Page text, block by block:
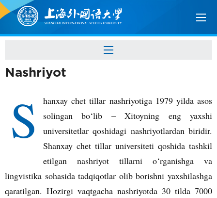
Nashriyot
S
hanxay chet tillar nashriyotiga 1979 yilda asos
solingan bo‘lib – Xitoyning eng yaxshi
universitetlar qoshidagi nashriyotlardan biridir.
Shanxay chet tillar universiteti qoshida tashkil
etilgan nashriyot tillarni o‘rganishga va
lingvistika sohasida tadqiqotlar olib borishni yaxshilashga
qaratilgan. Hozirgi vaqtgacha nashriyotda 30 tilda 7000